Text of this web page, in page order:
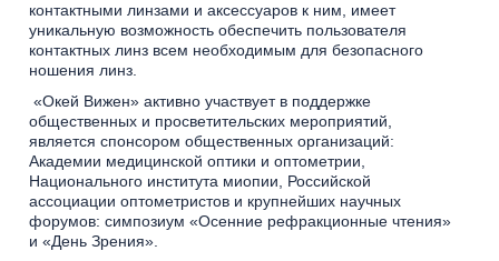
контактными линзами и аксессуаров к ним, имеет
уникальную возможность обеспечить пользователя
контактных линз всем необходимым для безопасного
ношения линз.
«Окей Вижен» активно участвует в поддержке
общественных и просветительских мероприятий,
является спонсором общественных организаций:
Академии медицинской оптики и оптометрии,
Национального института миопии, Российской
ассоциации оптометристов и крупнейших научных
форумов: симпозиум «Осенние рефракционные чтения»
и «День Зрения».